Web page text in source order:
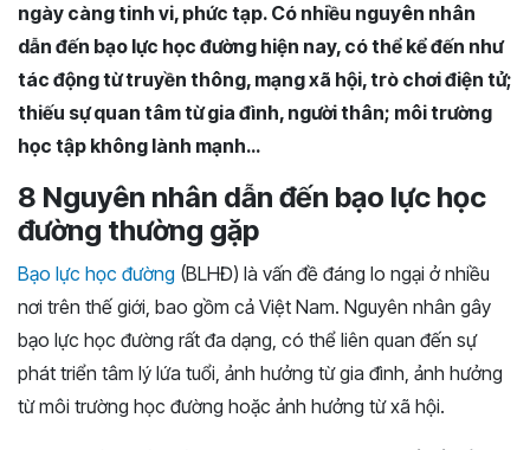
ngày càng tinh vi, phức tạp. Có nhiều nguyên nhân
dẫn đến bạo lực học đường hiện nay, có thể kể đến như
tác động từ truyền thông, mạng xã hội, trò chơi điện tử;
thiếu sự quan tâm từ gia đình, người thân; môi trường
học tập không lành mạnh…
8 Nguyên nhân dẫn đến bạo lực học
đường thường gặp
Bạo lực học đường (BLHĐ) là vấn đề đáng lo ngại ở nhiều
nơi trên thế giới, bao gồm cả Việt Nam. Nguyên nhân gây
bạo lực học đường rất đa dạng, có thể liên quan đến sự
phát triển tâm lý lứa tuổi, ảnh hưởng từ gia đình, ảnh hưởng
từ môi trường học đường hoặc ảnh hưởng từ xã hội.